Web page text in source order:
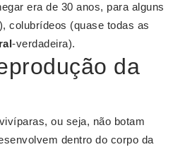
era de 30 anos, para alguns
colubrídeos (quase todas as
-verdadeira).
da
ou seja, não botam
dentro do corpo da